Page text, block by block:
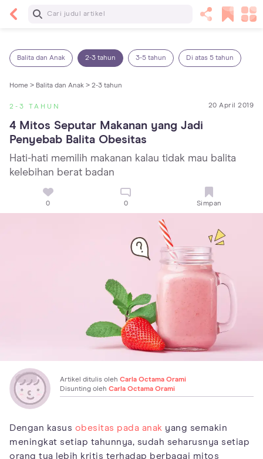
Baca Selanjutnya
Balita dan Anak 2-3 tahun 3-5 tahun Di atas 5 tahun
Home > Balita dan Anak > 2-3 tahun
2-3 TAHUN 20 April 2019
4 Mitos Seputar Makanan yang Jadi
Penyebab Balita Obesitas
Hati-hati memilih makanan kalau tidak mau balita
kelebihan berat badan
0 0 Simpan
Artikel ditulis oleh Carla Octama Orami
Disunting oleh Carla Octama Orami
Dengan kasus obesitas pada anak yang semakin
meningkat setiap tahunnya, sudah seharusnya setiap
orang tua lebih kritis terhadap berbagai mitos